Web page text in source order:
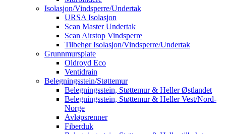
Isolasjon/Vindsperre/Undertak
URSA Isolasjon
Scan Master Undertak
Scan Airstop Vindsperre
Tilbehør Isolasjon/Vindsperre/Undertak
Grunnmursplate
Oldroyd Eco
Ventidrain
Belegningsstein/Støttemur
Belegningsstein, Støttemur & Heller Østlandet
Belegningsstein, Støttemur & Heller Vest/Nord-
Norge
Avløpsrenner
Fiberduk